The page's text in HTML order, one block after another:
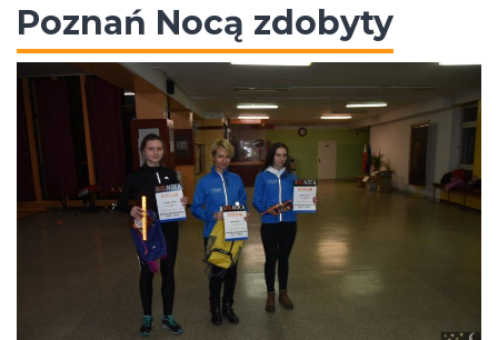
Poznań Nocą zdobyty